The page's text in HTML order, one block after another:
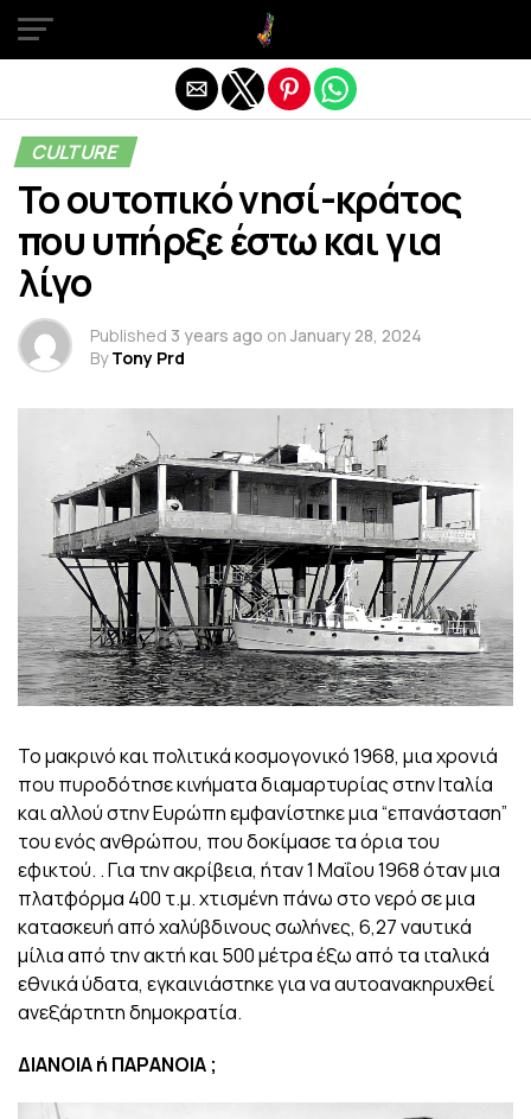
CULTURE
Το ουτοπικό νησί-κράτος
που υπήρξε έστω και για
λίγο
Published 3 years ago on January 28, 2024
By Tony Prd
Το μακρινό και πολιτικά κοσμογονικό 1968, μια χρονιά
που πυροδότησε κινήματα διαμαρτυρίας στην Ιταλία
και αλλού στην Ευρώπη εμφανίστηκε μια “επανάσταση”
του ενός ανθρώπου, που δοκίμασε τα όρια του
εφικτού. . Για την ακρίβεια, ήταν 1 Μαΐου 1968 όταν μια
πλατφόρμα 400 τ.μ. χτισμένη πάνω στο νερό σε μια
κατασκευή από χαλύβδινους σωλήνες, 6,27 ναυτικά
μίλια από την ακτή και 500 μέτρα έξω από τα ιταλικά
εθνικά ύδατα, εγκαινιάστηκε για να αυτοανακηρυχθεί
ανεξάρτητη δημοκρατία.
ΔΙΑΝΟΙΑ ή ΠΑΡΑΝΟΙΑ ;
Exit mobile version